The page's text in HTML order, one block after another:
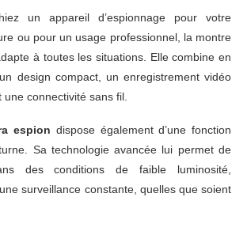
un appareil d’espionnage pour votre
ou pour un usage professionnel, la montre
à toutes les situations. Elle combine en
design compact, un enregistrement vidéo
connectivité sans fil.
espion dispose également d’une fonction
Sa technologie avancée lui permet de
des conditions de faible luminosité,
surveillance constante, quelles que soient